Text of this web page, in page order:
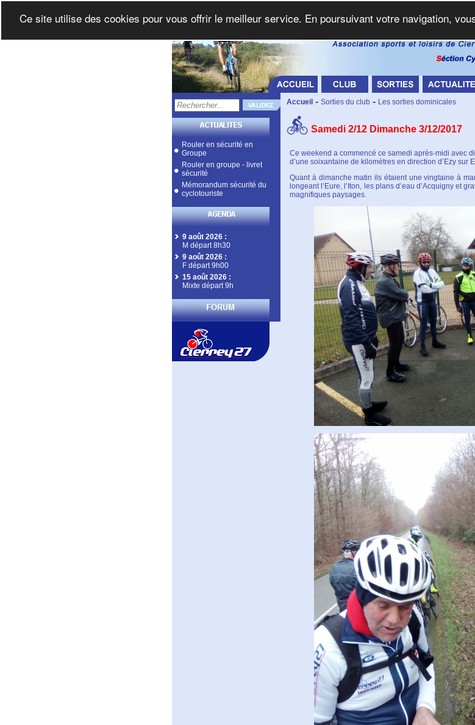
Rouler en sécurité en
Groupe
Rouler en groupe - livret
sécurité
Mémorandum sécurité du
cyclotouriste
9 août 2026 :
M départ 8h30
9 août 2026 :
F départ 9h00
15 août 2026 :
Mixte départ 9h
Accueil - Sorties du club - Les sorties dominicales
Samedi 2/12 Dimanche 3/12/2017
Ce weekend a commencé ce samedi après-midi avec
d’une soixantaine de kilomètres en direction d’Ezy sur
Quant à dimanche matin ils étaient une vingtaine à
longeant l’Eure, l’Iton, les plans d’eau d’Acquigny et
magnifiques paysages.
Ce site utilise des cookies pour vous offrir le meilleur service. En poursuivant votre navigation,